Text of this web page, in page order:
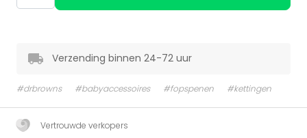
Verzending binnen 24-72 uur
#drbrowns #babyaccessoires #fopspenen #kettingen
Vertrouwde verkopers